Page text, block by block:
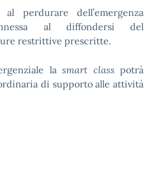
al perdurare dell’emergenza
al diffondersi del
restrittive prescritte.
lasmart class potrà
di supporto alle attività